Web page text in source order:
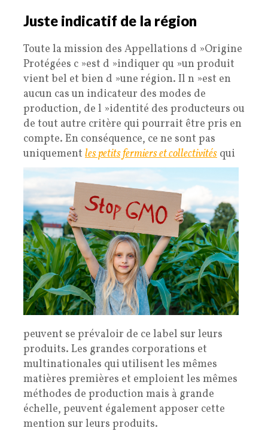
Juste indicatif de la région
Toute la mission des Appellations d »Origine
Protégées c »est d »indiquer qu »un produit
vient bel et bien d »une région. Il n »est en
aucun cas un indicateur des modes de
production, de l »identité des producteurs ou
de tout autre critère qui pourrait être pris en
compte. En conséquence, ce ne sont pas
uniquement les petits fermiers et collectivités qui
peuvent se prévaloir de ce label sur leurs
produits. Les grandes corporations et
multinationales qui utilisent les mêmes
matières premières et emploient les mêmes
méthodes de production mais à grande
échelle, peuvent également apposer cette
mention sur leurs produits.